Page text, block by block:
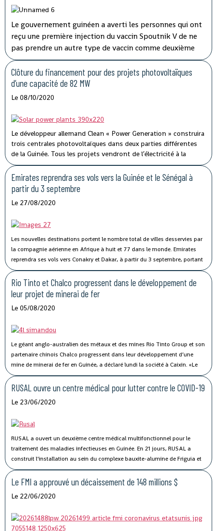
Le gouvernement guinéen a averti les personnes qui ont
reçu une première injection du vaccin Spoutnik V de ne
pas prendre un autre type de vaccin comme deuxième
dose, même si une expédition du fabricant russe est
confrontée à un retard.
Clôture du financement pour des projets photovoltaïques
d’une capacité de 82 MW
Le 08/10/2020
Le développeur allemand Clean « Power Generation » construira
trois centrales photovoltaïques dans deux parties différentes
de la Guinée. Tous les projets vendront de l’électricité à la
société d’État Électricité De Guinée.
Emirates reprendra ses vols vers la Guinée et le Sénégal à
partir du 3 septembre
Le 27/08/2020
Les nouvelles destinations portent le nombre total de villes desservies par
la compagnie aérienne en Afrique à huit et 77 dans le monde. Emirates
reprendra ses vols vers Conakry et Dakar, à partir du 3 septembre, portant
à huit le nombre total de villes desservies par la compagnie aérienne en
Afrique.
Rio Tinto et Chalco progressent dans le développement de
leur projet de minerai de fer
Le 05/08/2020
Le géant anglo-australien des métaux et des mines Rio Tinto Group et son
partenaire chinois Chalco progressent dans leur développement d’une
mine de minerai de fer en Guinée, a déclaré lundi la société à Caixin. «Le
projet de minerai de fer de Simandou (blocs 3 et 4) en Guinée progresse
alors que nous collaborons avec nos partenaires pour optimiser le projet»,
RUSAL ouvre un centre médical pour lutter contre le COVID-19
Le 23/06/2020
RUSAL a ouvert un deuxième centre médical multifonctionnel pour le
traitement des maladies infectieuses en Guinée. En 21 jours, RUSAL a
construit l’installation au sein du complexe bauxite-alumine de Friguia et
se prépare à accueillir des patients atteints de COVID-19.
Le FMI a approuvé un décaissement de 148 millions $
Le 22/06/2020